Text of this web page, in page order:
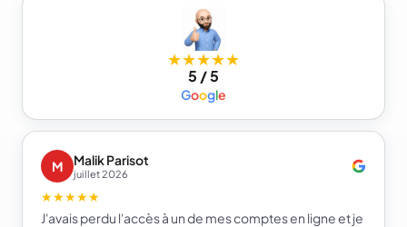
★★★★★
5 / 5
Google
M Malik Parisot
juillet 2026
★★★★★
J'avais perdu l'accès à un de mes comptes en ligne et je